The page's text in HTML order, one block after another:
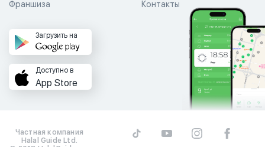
Контакты
Франшиза
Загрузить на
Доступно в
App Store
Частная компания
Halal Guide Ltd.